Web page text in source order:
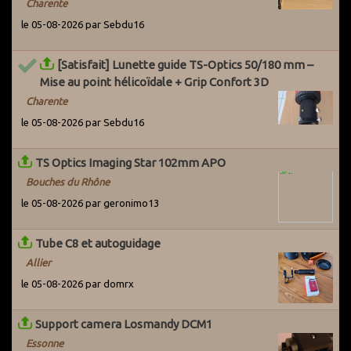
utilisateurs actifs du Grenier pour les avertir du problème. Par
ailleurs, des systèmes ont été mis en place pour détecter les
Charente
le 05-08-2026 par Sebdu16
[Satisfait] Lunette guide TS-Optics 50/180 mm –
Mise au point hélicoïdale + Grip Confort 3D
Charente
le 05-08-2026 par Sebdu16
TS Optics Imaging Star 102mm APO
Bouches du Rhône
le 05-08-2026 par geronimo13
Tube C8 et autoguidage
Allier
le 05-08-2026 par domrx
Support camera Losmandy DCM1
Essonne